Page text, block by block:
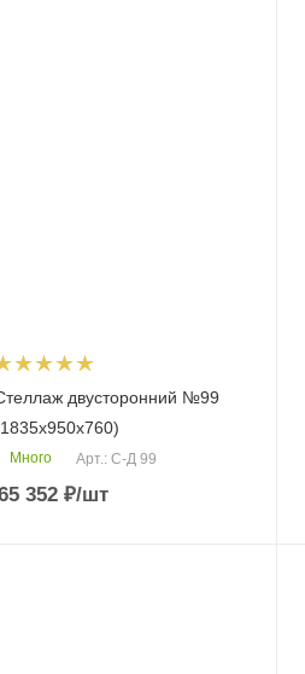
двусторонний №99
Много Арт.: С-Д 99
352₽/шт